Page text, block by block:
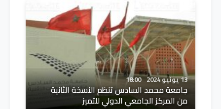
13 يونيو 2024 18:00
جامعة محمد السادس تنظم النسخة الثانية
من المركز الجامعي الدولي للتميز